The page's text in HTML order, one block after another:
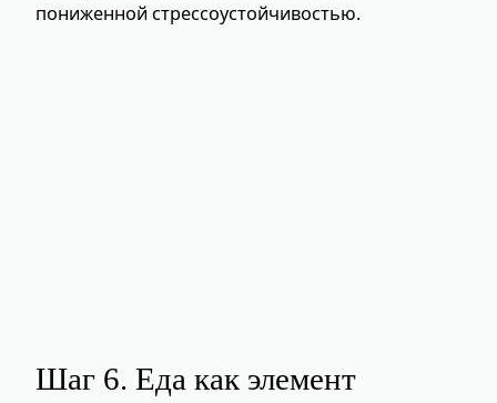
пониженной стрессоустойчивостью.
Шаг 6. Еда как элемент